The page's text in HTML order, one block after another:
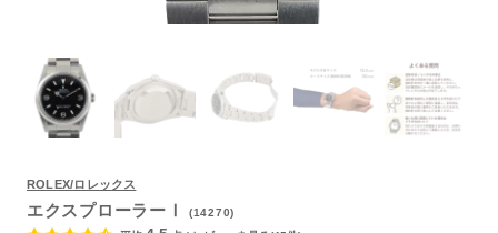
ROLEX/ロレックス
エクスプローラーⅠ
(14270)
よくあるご質問